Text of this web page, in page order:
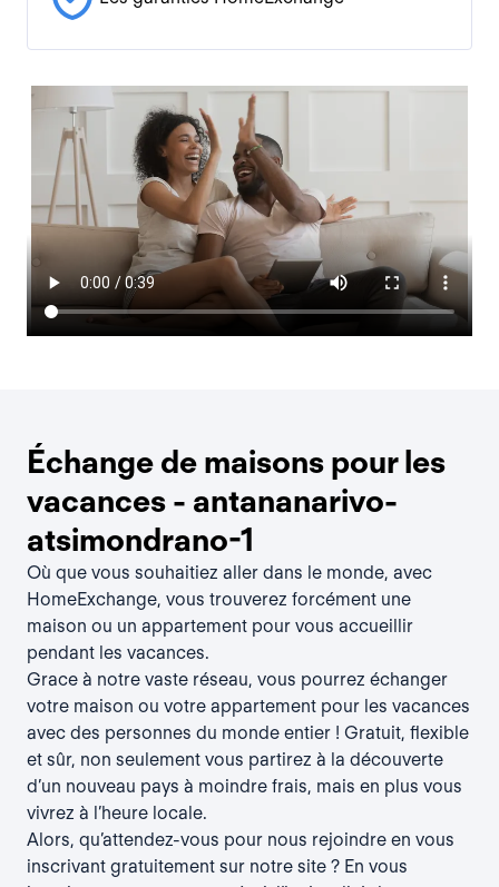
Échange de maisons pour les
vacances - antananarivo-
atsimondrano-1
Où que vous souhaitiez aller dans le monde, avec
HomeExchange, vous trouverez forcément une
maison ou un appartement pour vous accueillir
pendant les vacances.
Grace à notre vaste réseau, vous pourrez échanger
votre maison ou votre appartement pour les vacances
avec des personnes du monde entier ! Gratuit, flexible
et sûr, non seulement vous partirez à la découverte
d’un nouveau pays à moindre frais, mais en plus vous
vivrez à l’heure locale.
Alors, qu’attendez-vous pour nous rejoindre en vous
inscrivant gratuitement sur notre site ? En vous